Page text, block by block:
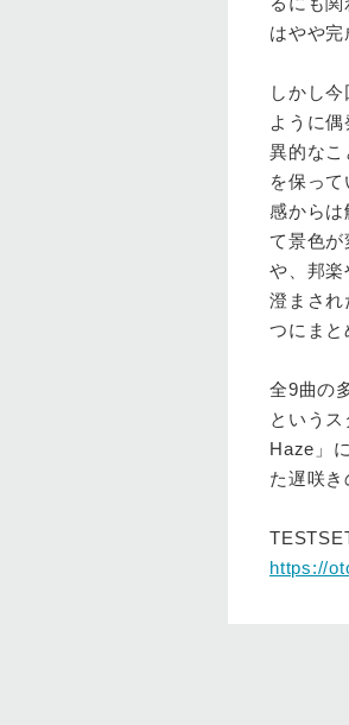
はやや完
しかし
ように
異的なこ
を保っ
感からは
て景色が
や、邦楽
澄まされ
つにまと
全9曲の
という
Haze」
た遅咲き
https://